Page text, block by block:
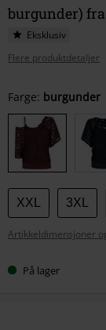
burgunder)
Eksklusiv
Flere produktdetaljer
Velg
størrelse
Farge: burgunder
XXL 3XL
Artikkeldimensjoner
På lager